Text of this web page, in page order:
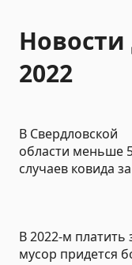
Новости
2022
В Свердловской
области меньше
случаев ковида
В 2022-м платить
мусор придется